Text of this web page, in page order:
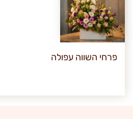
פרחי השווה עפולה